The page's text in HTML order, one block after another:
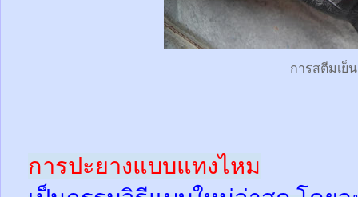
การสตีมเย็น
การปะยางแบบแทงไหม